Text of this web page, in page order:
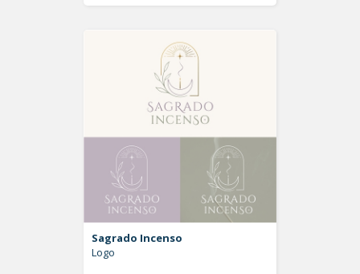
Sagrado Incenso
Logo